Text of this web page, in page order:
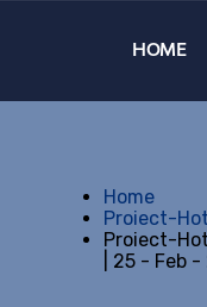
HOME
Home
Proiect-
Proiect-
| 25 - Feb